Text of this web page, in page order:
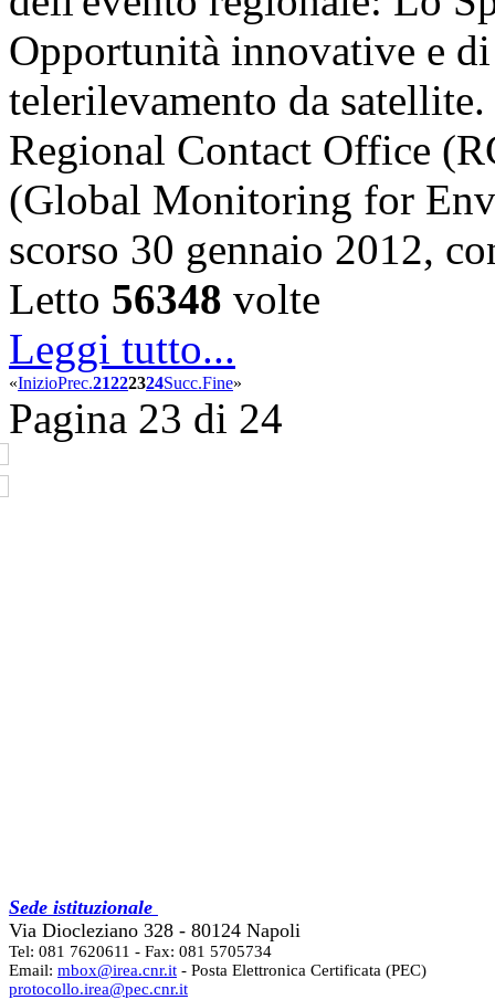
Opportunità innovative e
telerilevamento da
Regional Contact Office
(Global Monitoring for
scorso 30 gennaio 2012,
Letto 56348 volte
Leggi tutto...
«InizioPrec.21222324Succ.Fine»
Pagina 23 di 24
Sede istituzionale
Via Diocleziano 328 - 80124 Napoli
Tel: 081 7620611 - Fax: 081 5705734
Email: mbox@irea.cnr.it - Posta Elettronica Certificata (PEC)
protocollo.irea@pec.cnr.it